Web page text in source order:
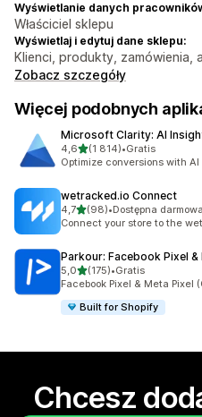
Wyświetlanie danych
Właściciel sklepu
Wyświetlaj i edytuj dane sklepu:
Klienci, produkty, zamówienia,
Zobacz szczegóły
Więcej podobnych
Microsoft Clarity: AI
4,6na 5 gwiazdek
(1 814)
Łączna liczba recenzji: 1814
•Gratis
Optimize conversions with
wetracked.io Connect
4,7na 5 gwiazdek
(98)
Łączna liczba recenzji: 98
•Dostępna
Connect your store to the
Parkour: Facebook Pixel &
5,0na 5 gwiazdek
(175)
Łączna liczba recenzji: 175
•Gratis
Facebook Pixel & Meta Pixel
Built for Shopify
Chcesz